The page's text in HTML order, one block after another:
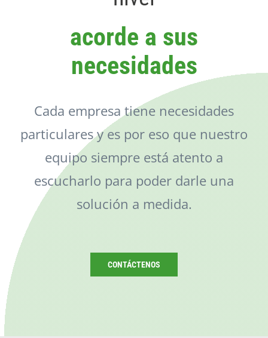
acorde a sus
necesidades
Cada empresa tiene necesidades
particulares y es por eso que nuestro
equipo siempre está atento a
escucharlo para poder darle una
solución a medida.
CONTÁCTENOS